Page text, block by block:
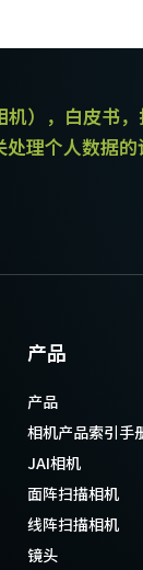
），白皮书
理个人数据
产品
产品
相机产品索引手
JAI相机
面阵扫描相机
线阵扫描相机
镜头